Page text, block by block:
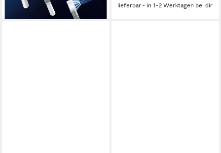
lieferbar - in 1-2 Werktagen bei dir
Intensitätsstufen
lieferbar - in 1-2 Werktagen bei dir